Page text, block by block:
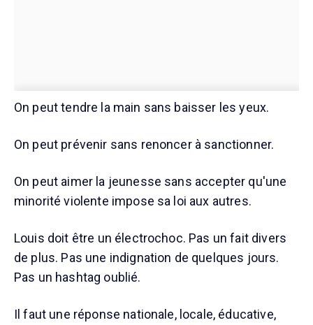
On peut tendre la main sans baisser les yeux.
On peut prévenir sans renoncer à sanctionner.
On peut aimer la jeunesse sans accepter qu'une
minorité violente impose sa loi aux autres.
Louis doit être un électrochoc. Pas un fait divers
de plus. Pas une indignation de quelques jours.
Pas un hashtag oublié.
Il faut une réponse nationale, locale, éducative,